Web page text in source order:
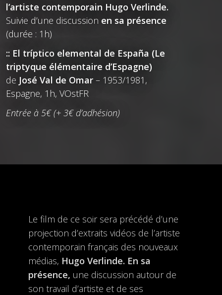
l’artiste contemporain Hugo Verlinde.
Suivie d’une discussion en sa présence
(durée : 1h)
:: El tríptico elemental de España (Le
triptyque élémentaire d’Espagne)
de José Val de Omar – 1953/1981,
Espagne, 1h, VOstFR
Entrée à 5€ (+ 3€ d’adhésion)
Le film de ce soir sera précédé d’une
projection d’extraits vidéos de l’artiste
contemporain français des nouveaux
médias, Hugo Verlinde. En sa
présence, une discussion autour de
son travail d’artiste et de ses